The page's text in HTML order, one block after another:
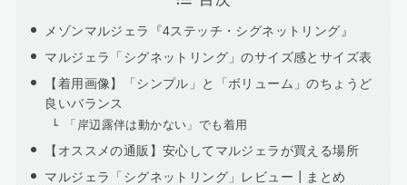
メゾンマルジェラ『4ステッチ・シグネットリング』
マルジェラ「シグネットリング」のサイズ感とサイズ表
【着用画像】「シンプル」と「ボリューム」のちょうど
良いバランス
「岸辺露伴は動かない」でも着用
【オススメの通販】安心してマルジェラが買える場所
マルジェラ「シグネットリング」レビュー┃まとめ